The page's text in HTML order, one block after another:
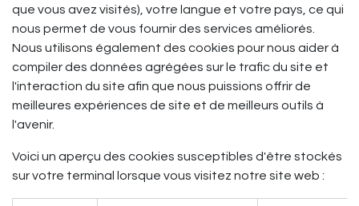
que vous avez visités), votre langue et votre pays, ce qui
nous permet de vous fournir des services améliorés.
Nous utilisons également des cookies pour nous aider à
compiler des données agrégées sur le trafic du site et
l'interaction du site afin que nous puissions offrir de
meilleures expériences de site et de meilleurs outils à
l'avenir.
Voici un aperçu des cookies susceptibles d'être stockés
sur votre terminal lorsque vous visitez notre site web :